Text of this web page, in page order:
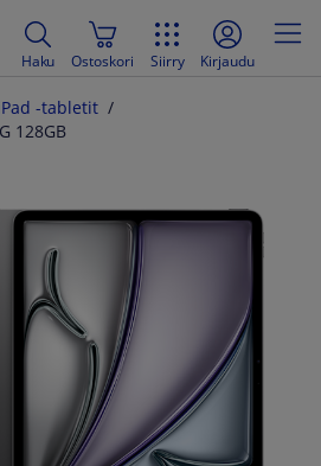
Haku Ostoskori Siirry Kirjaudu
-tabletit
128GB